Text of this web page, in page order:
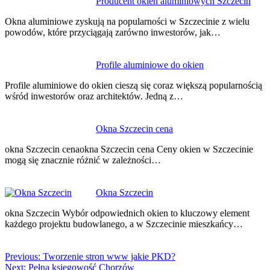
Okna aluminiowe zyskują na popularności w Szczecinie z wielu
powodów, które przyciągają zarówno inwestorów, jak…
Profile aluminiowe do okien
Profile aluminiowe do okien cieszą się coraz większą popularnością
wśród inwestorów oraz architektów. Jedną z…
Okna Szczecin cena
okna Szczecin cenaokna Szczecin cena Ceny okien w Szczecinie
mogą się znacznie różnić w zależności…
Okna Szczecin
okna Szczecin Wybór odpowiednich okien to kluczowy element
każdego projektu budowlanego, a w Szczecinie mieszkańcy…
Previous: Tworzenie stron www jakie PKD?
Next: Pełna księgowość Chorzów